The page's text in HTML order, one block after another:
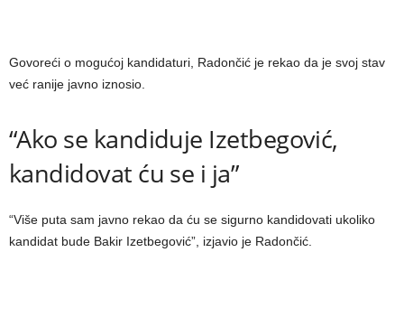
Govoreći o mogućoj kandidaturi, Radončić je rekao da je svoj stav
već ranije javno iznosio.
“Ako se kandiduje Izetbegović,
kandidovat ću se i ja”
“Više puta sam javno rekao da ću se sigurno kandidovati ukoliko
kandidat bude Bakir Izetbegović”, izjavio je Radončić.